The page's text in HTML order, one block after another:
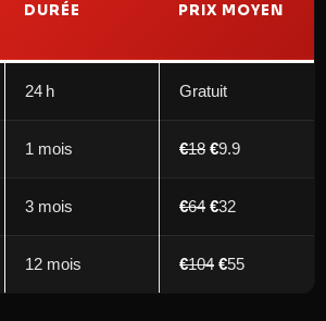
DURÉE PRIX MOYEN
24 h Gratuit
1 mois €18 €9.9
3 mois €64 €32
12 mois €104 €55